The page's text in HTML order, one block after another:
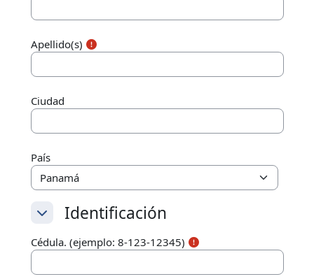
Apellido(s)
Ciudad
País
Identificación
Identificación
Identificación
Cédula. (ejemplo: 8-123-12345)